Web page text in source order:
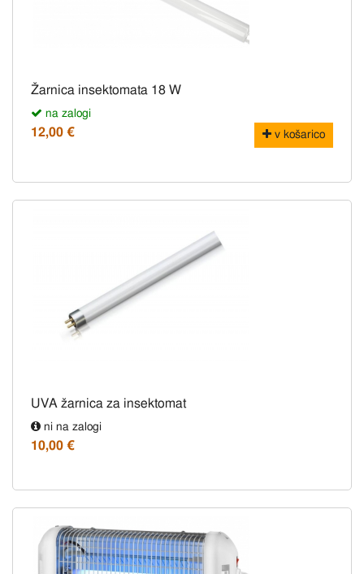
Žarnica insektomata 18 W
na zalogi
12,00 € v košarico
UVA žarnica za insektomat
ni na zalogi
10,00 €